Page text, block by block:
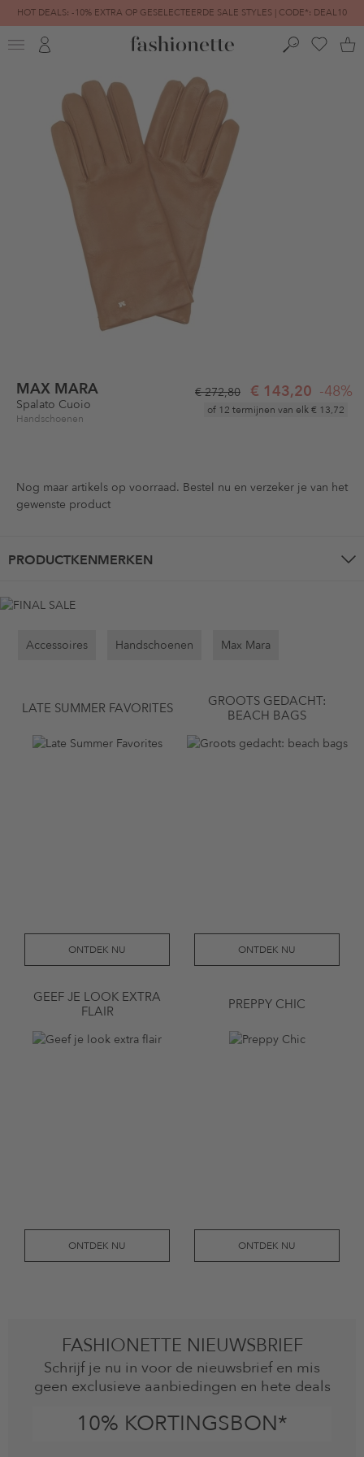
HOT DEALS: -10% EXTRA OP GESELECTEERDE SALE STYLES | CODE*: DEAL10
FINAL SALE | TOT -80% GEREDUCEERD
MAX MARA
Spalato Cuoio
Handschoenen
€ 272,80 € 143,20 -48%
of 12 termijnen van elk€ 13,72
Nog maar artikels op voorraad. Bestel nu en verzeker je van het
gewenste product
PRODUCTKENMERKEN
Accessoires Handschoenen Max Mara
LATE SUMMER FAVORITES
ONTDEK NU
GROOTS GEDACHT:
BEACH BAGS
ONTDEK NU
GEEF JE LOOK EXTRA
FLAIR
ONTDEK NU
PREPPY CHIC
ONTDEK NU
FASHIONETTE NIEUWSBRIEF
Schrijf je nu in voor de nieuwsbrief en mis
geen exclusieve aanbiedingen en hete deals
10% KORTINGSBON*